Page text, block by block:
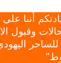
أننا على
وقبول